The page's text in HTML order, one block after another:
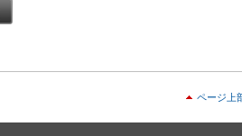
約を変更する旨、変更内容及び効力発生時期を
に周知し、会員が本規約の変更後に本サービス
は会社情報等を登録し、当社がインターネッ
ページ上